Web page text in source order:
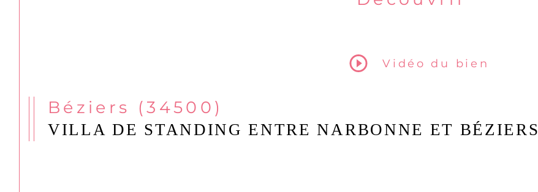
Vidéo du bien
Béziers (34500)
VILLA DE STANDING ENTRE NARBONNE ET BÉZIERS